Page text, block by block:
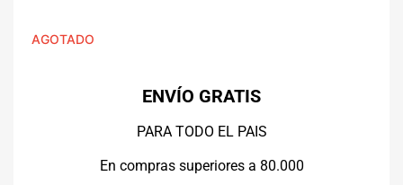
AGOTADO
ENVÍO GRATIS
PARA TODO EL PAIS
En compras superiores a 80.000